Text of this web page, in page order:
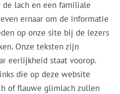
lach en een familiale
ernaar om de informatie
op onze site bij de lezers
Onze teksten zijn
eerlijkheid staat voorop.
die op deze website
of flauwe glimlach zullen